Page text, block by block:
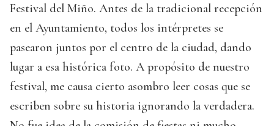
Festival del Miño. Antes de la tradicional recepción
en el Ayuntamiento, todos los intérpretes se
pasearon juntos por el centro de la ciudad, dando
lugar a esa histórica foto. A propósito de nuestro
festival, me causa cierto asombro leer cosas que se
escriben sobre su historia ignorando la verdadera.